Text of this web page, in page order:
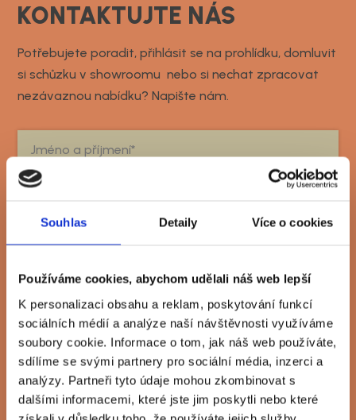
Souhlas Detaily Více o cookies
Používáme cookies, abychom udělali náš web lepší
K personalizaci obsahu a reklam, poskytování funkcí
sociálních médií a analýze naší návštěvnosti využíváme
soubory cookie. Informace o tom, jak náš web používáte,
sdílíme se svými partnery pro sociální média, inzerci a
analýzy. Partneři tyto údaje mohou zkombinovat s
dalšími informacemi, které jste jim poskytli nebo které
KONTAKTUJTE NÁS
Potřebujete poradit, přihlásit se na prohlídku, domluvit
si schůzku v showroomu nebo si nechat zpracovat
nezávaznou nabídku? Napište nám.